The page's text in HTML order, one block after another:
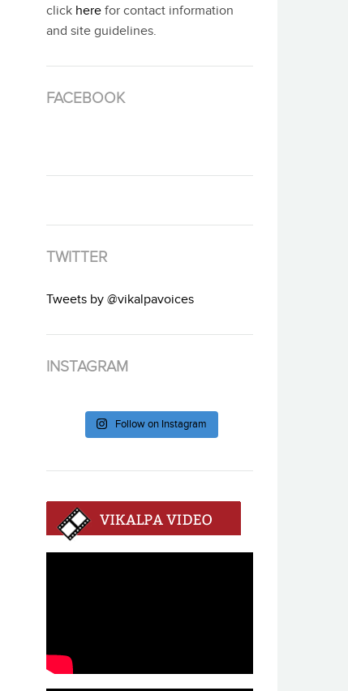
click here for contact information
and site guidelines.
FACEBOOK
TWITTER
Tweets by @vikalpavoices
INSTAGRAM
Follow on Instagram